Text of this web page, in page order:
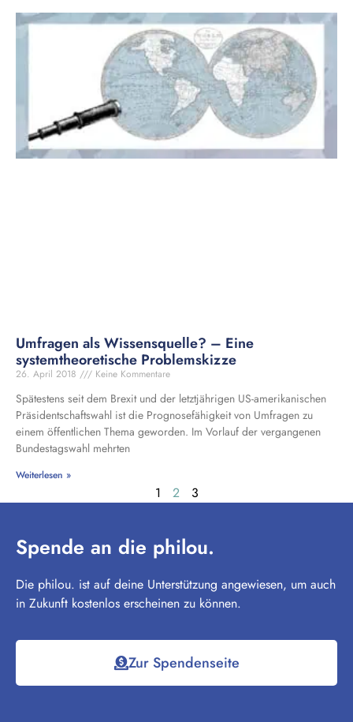
Umfragen als Wissensquelle? – Eine
systemtheoretische Problemskizze
26. April 2018 Keine Kommentare
Spätestens seit dem Brexit und der letztjährigen US-amerikanischen
Präsidentschaftswahl ist die Prognosefähigkeit von Umfragen zu
einem öffentlichen Thema geworden. Im Vorlauf der vergangenen
Bundestagswahl mehrten
Weiterlesen »
1 2 3
Spende an die philou.
Die philou. ist auf deine Unterstützung angewiesen, um auch
in Zukunft kostenlos erscheinen zu können.
Zur Spendenseite